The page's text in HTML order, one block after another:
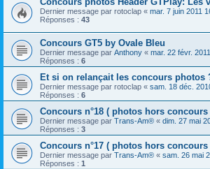
Dernier message par rotoclap « mar. 7 juin 2011
Réponses : 43
Concours GT5 by Ovale Bleu
Dernier message par Anthony « mar. 22 févr.
Réponses : 6
Et si on relançait les concours photos
Dernier message par rotoclap « sam. 18 déc.
Réponses : 6
Concours n°18 ( photos hors concours
Dernier message par Trans-Am® « dim. 27 mai
Réponses : 3
Concours n°17 ( photos hors concours
Dernier message par Trans-Am® « sam. 26 mai
Réponses : 1